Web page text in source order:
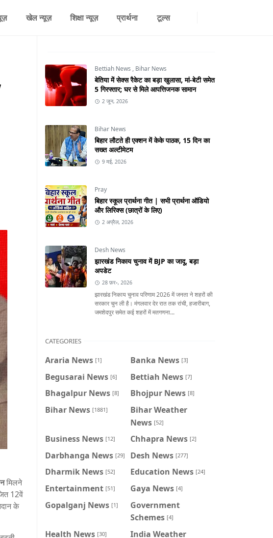
खेल न्यूज़ शिक्षा न्यूज़ प्रार्थना टूल्स
मिलने
12वें
के
Bettiah News , Bihar News
बेतिया में सेक्स रैकेट का बड़ा खुलासा, मां-बेटी समेत
5 गिरफ्तार; घर से मिले आपत्तिजनक सामान
2 जून, 2026
Bihar News
बिहार लौटते ही एक्शन में केके पाठक, 15 दिन का
सख्त अल्टीमेटम
9 मई, 2026
Pray
बिहार स्कूल प्रार्थना गीत | सभी प्रार्थना ऑडियो
और लिरिक्स (छात्रों के लिए)
2 अप्रैल, 2026
Desh News
झारखंड निकाय चुनाव में BJP का जादू, बड़ा
अपडेट
28 फ़र॰, 2026
झारखंड निकाय चुनाव परिणाम 2026 में जनता ने शहरों की
सरकार चुन ली है। मंगलवार देर रात तक रांची, हजारीबाग,
जमशेदपुर समेत कई शहरों में मतगणना...
CATEGORIES
Araria News [1] Banka News [3]
Begusarai News [6] Bettiah News [7]
Bhagalpur News [8] Bhojpur News [8]
Bihar News [1881]
Bihar Weather
News [52]
Business News [12] Chhapra News [2]
Darbhanga News [29] Desh News [277]
Dharmik News [52] Education News [24]
Entertainment [51] Gaya News [4]
Gopalganj News [1]
Government
Schemes [4]
Health News [30]
India Weather